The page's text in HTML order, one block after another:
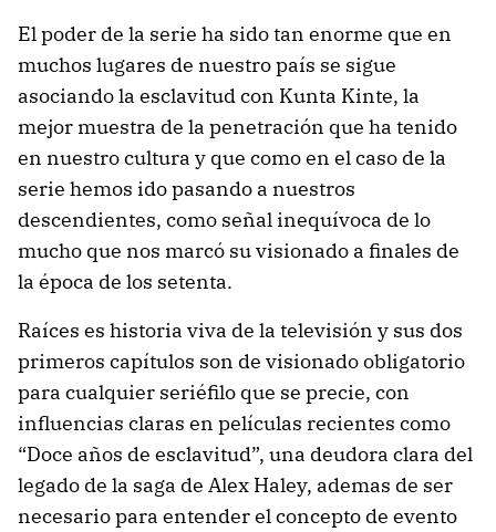
El poder de la serie ha sido tan enorme que en
muchos lugares de nuestro país se sigue
asociando la esclavitud con Kunta Kinte, la
mejor muestra de la penetración que ha tenido
en nuestro cultura y que como en el caso de la
serie hemos ido pasando a nuestros
descendientes, como señal inequívoca de lo
mucho que nos marcó su visionado a finales de
la época de los setenta.
Raíces es historia viva de la televisión y sus dos
primeros capítulos son de visionado obligatorio
para cualquier seriéfilo que se precie, con
influencias claras en películas recientes como
“Doce años de esclavitud”, una deudora clara del
legado de la saga de Alex Haley, ademas de ser
necesario para entender el concepto de evento